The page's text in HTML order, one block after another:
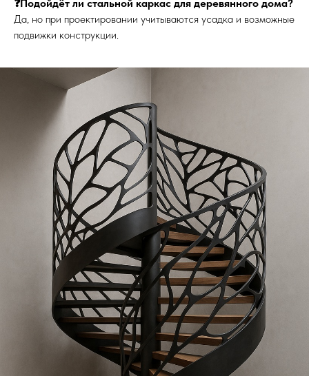
Выезд и ЗD ПРОЕКТ бесплатно!
Лестница на
металлокаркасе
обшивку деревом
Москве
❓Подойдёт ли стальной каркас для деревянного дома?
Да, но при проектировании учитываются усадка и возможные
подвижки конструкции.